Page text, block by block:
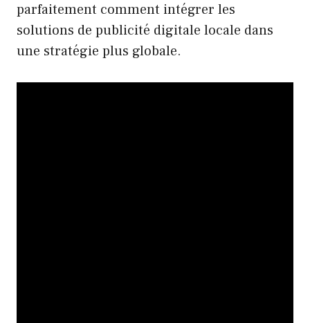
parfaitement comment intégrer les
solutions de publicité digitale locale dans
une stratégie plus globale.